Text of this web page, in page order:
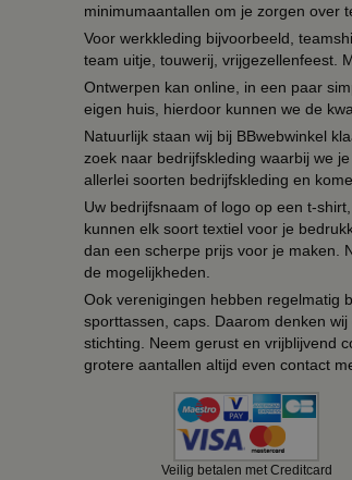
minimumaantallen om je zorgen over
Voor werkkleding bijvoorbeeld,
team uitje, touwerij, vrijgezellenfeest.
Ontwerpen kan online, in een paar
eigen huis, hierdoor kunnen we de
Natuurlijk staan wij bij BBwebwinkel
zoek naar bedrijfskleding waarbij we
allerlei soorten bedrijfskleding en
Uw bedrijfsnaam of logo op een t-
kunnen elk soort textiel voor je
dan een scherpe prijs voor je maken.
de mogelijkheden.
Ook verenigingen hebben regelmatig
sporttassen, caps. Daarom denken
stichting. Neem gerust en vrijblijvend
grotere aantallen altijd even contact
Veilig betalen met Creditcard